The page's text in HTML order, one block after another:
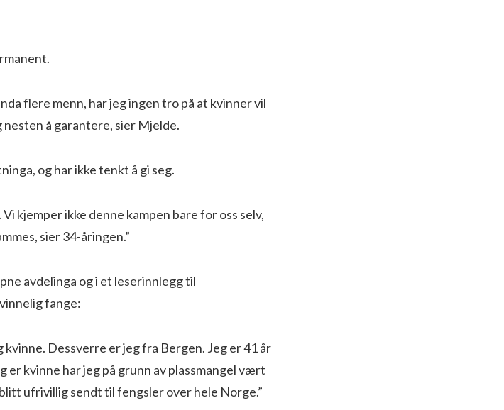
flere menn, har jeg ingen tro på at kvinner vil
å garantere, sier Mjelde.
og har ikke tenkt å gi seg.
kjemper ikke denne kampen bare for oss selv,
sier 34-åringen.”
avdelinga og i et leserinnlegg til
fange:
Dessverre er jeg fra Bergen. Jeg er 41 år
er kvinne har jeg på grunn av plassmangel vært
ufrivillig sendt til fengsler over hele Norge.”